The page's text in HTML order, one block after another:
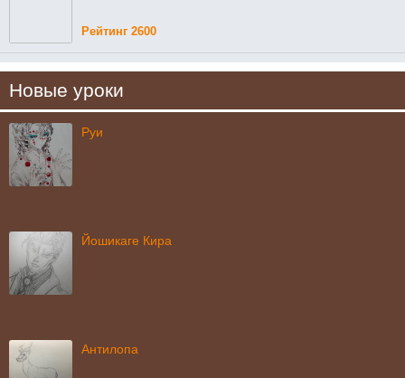
Рейтинг 2600
Новые уроки
Руи
Йошикаге Кира
Антилопа